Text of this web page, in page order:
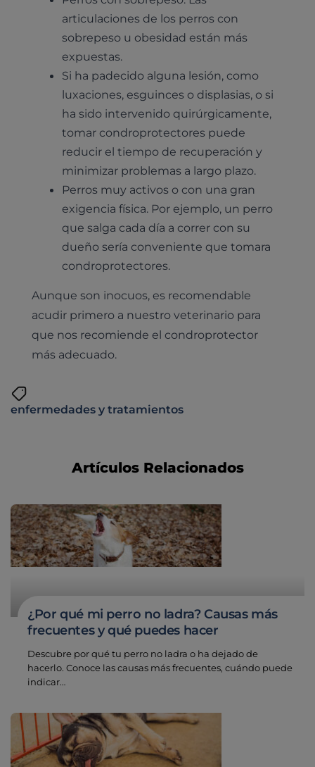
Revisión general y/o geriátrica
Animales Exóticos
Todas las especialidades
articulaciones de los perros con
sobrepeso u obesidad están más
expuestas.
Si ha padecido alguna lesión, como
luxaciones, esguinces o displasias, o si
ha sido intervenido quirúrgicamente,
tomar condroprotectores puede
reducir el tiempo de recuperación y
minimizar problemas a largo plazo.
Perros muy activos o con una gran
exigencia física. Por ejemplo, un perro
que salga cada día a correr con su
dueño sería conveniente que tomara
condroprotectores.
Aunque son inocuos, es recomendable
acudir primero a nuestro veterinario para
que nos recomiende el condroprotector
más adecuado.
enfermedades y tratamientos
Artículos Relacionados
¿Por qué mi perro no ladra? Causas más
frecuentes y qué puedes hacer
Descubre por qué tu perro no ladra o ha dejado de
hacerlo. Conoce las causas más frecuentes, cuándo puede
indicar…